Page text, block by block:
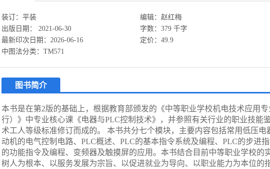
装订：平装 编辑：赵红梅
出版日期： 2021-06-30
字数：379 千字
最新印次日期：2026-06-16
定价：49.9
中图法分类：TM571
图书简介
本书是在第2版的基础上，根据教育部颁发的《中等职业学校机电技术应用
行）》中专业核心课《电器与PLC控制技术》，并参照有关行业的职业技能
术工人等级标准修订而成的。 本书共分七个模块，主要内容包括常用低压电
动机的电气控制电路、PLC概述、PLC的基本指令系统及编程、PLC的步进
的功能指令及编程、变频器及触摸屏的应用。本书结合目前中等职业学校的
树人为根本、以服务发展为宗旨、以促进就业为导向、以职业能力为本位的